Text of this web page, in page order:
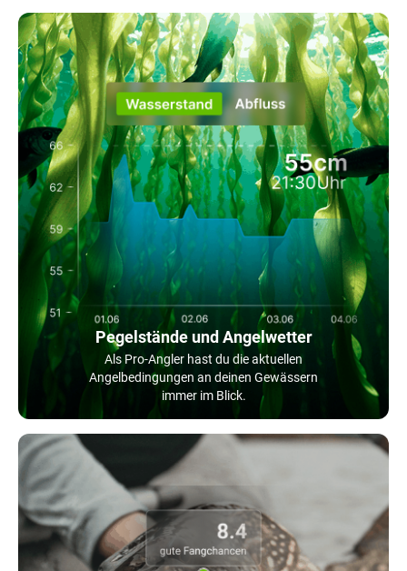
Pegelstände und Angelwetter
Als Pro-Angler hast du die aktuellen
Angelbedingungen an deinen Gewässern
immer im Blick.